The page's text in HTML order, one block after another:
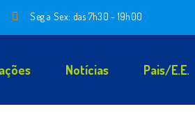
Seg a Sex: das 7h30 - 19h00
Notícias Pais/E.E.